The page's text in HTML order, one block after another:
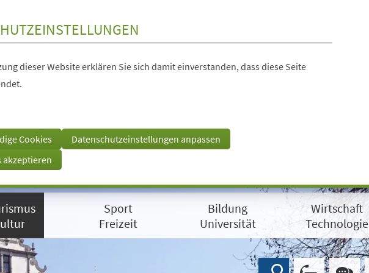
dieser Website erklären Sie sich damit einverstanden, dass diese Seite
Cookies
Datenschutzeinstellungen anpassen
akzeptieren
Sport
Freizeit
Bildung
Universität
Wirtschaft
Technologie